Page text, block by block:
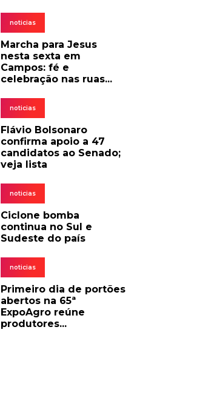
noticias
Marcha para Jesus
nesta sexta em
Campos: fé e
celebração nas ruas...
noticias
Flávio Bolsonaro
confirma apoio a 47
candidatos ao Senado;
veja lista
noticias
Ciclone bomba
continua no Sul e
Sudeste do país
noticias
Primeiro dia de portões
abertos na 65ª
ExpoAgro reúne
produtores...